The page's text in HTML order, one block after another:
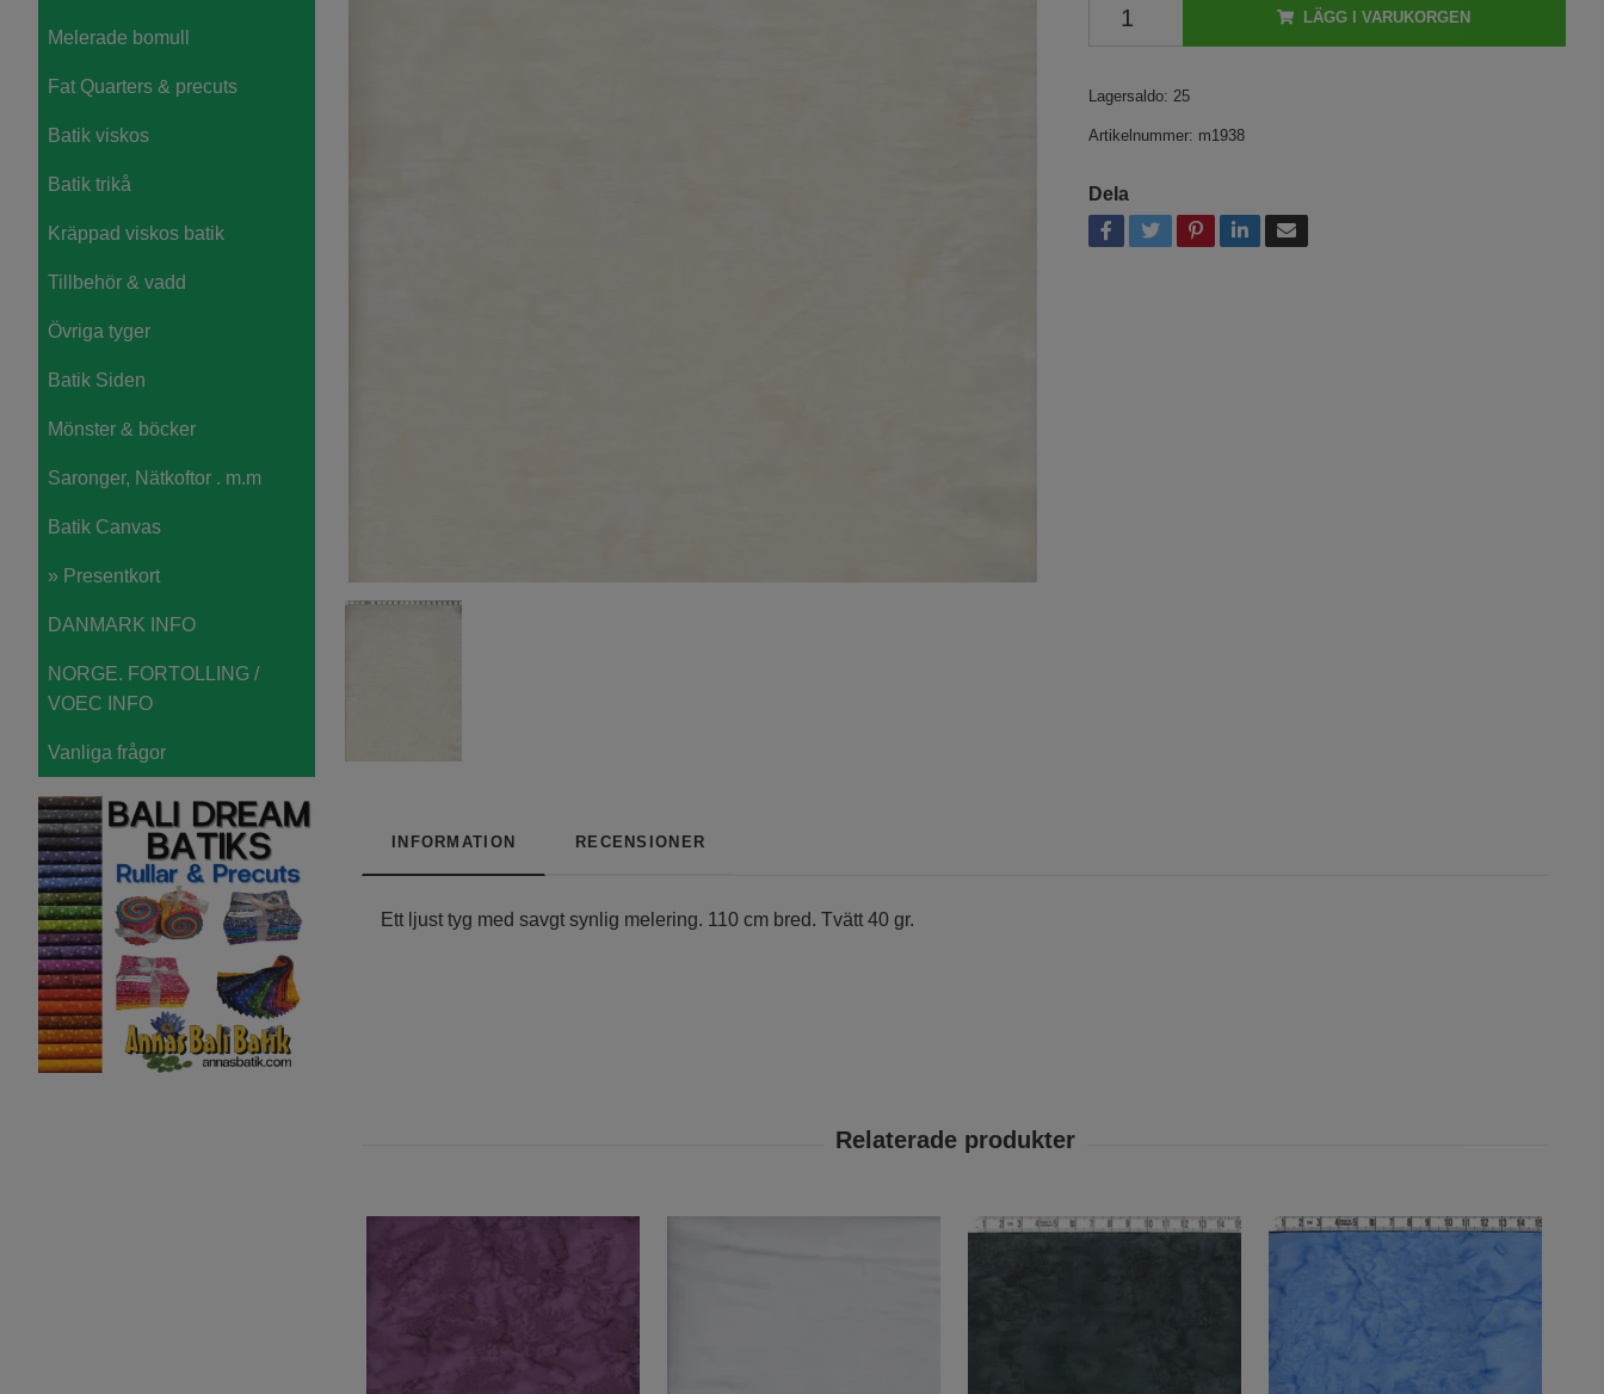
Melerade bomull
Fat Quarters & precuts
Batik viskos
Batik trikå
Kräppad viskos batik
Tillbehör & vadd
Övriga tyger
Batik Siden
Mönster & böcker
Saronger, Nätkoftor . m.m
Batik Canvas
» Presentkort
DANMARK INFO
NORGE. FORTOLLING /
VOEC INFO
Vanliga frågor
LÄGG I VARUKORGEN
Lagersaldo: 25
Artikelnummer: m1938
Dela
INFORMATION RECENSIONER
Ett ljust tyg med savgt synlig melering. 110 cm bred. Tvätt 40 gr.